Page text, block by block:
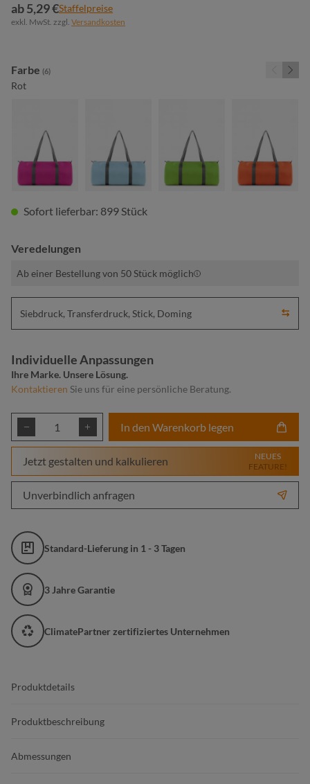
ab 5,29 €Staffelpreise
exkl. MwSt. zzgl. Versandkosten
Farbe auswählen
(6)
Rot
fuchsia hellblau maigrün orange
Sofort lieferbar: 899 Stück
Veredelungen
Ab einer Bestellung von 50 Stück möglich
Siebdruck, Transferdruck, Stick, Doming
Individuelle Anpassungen
Ihre Marke. Unsere Lösung.
Kontaktieren Sie uns für eine persönliche Beratung.
Produkt Anzahl: Gib den gewünschten
In den Warenkorb legen
Jetzt gestalten und kalkulieren
NEUES
FEATURE!
Unverbindlich anfragen
Standard-Lieferung in 1 - 3 Tagen
3 Jahre Garantie
ClimatePartner zertifiziertes Unternehmen
Produktdetails
Produktbeschreibung
Abmessungen